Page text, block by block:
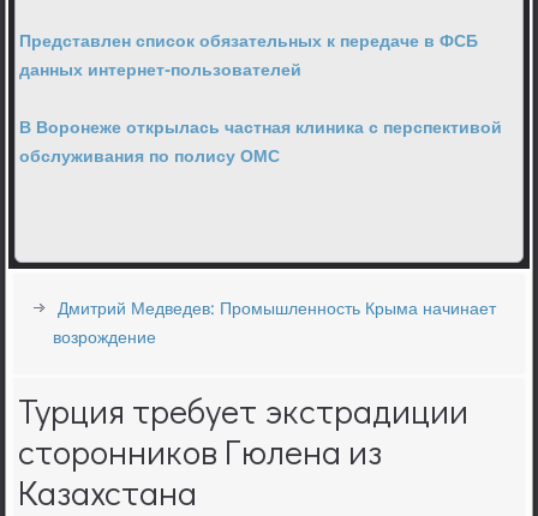
Представлен список обязательных к передаче в ФСБ
данных интернет-пользователей
В Воронеже открылась частная клиника с перспективой
обслуживания по полису ОМС
Дмитрий Медведев: Промышленность Крыма начинает
возрождение
Турция требует экстрадиции
сторонников Гюлена из
Казахстана